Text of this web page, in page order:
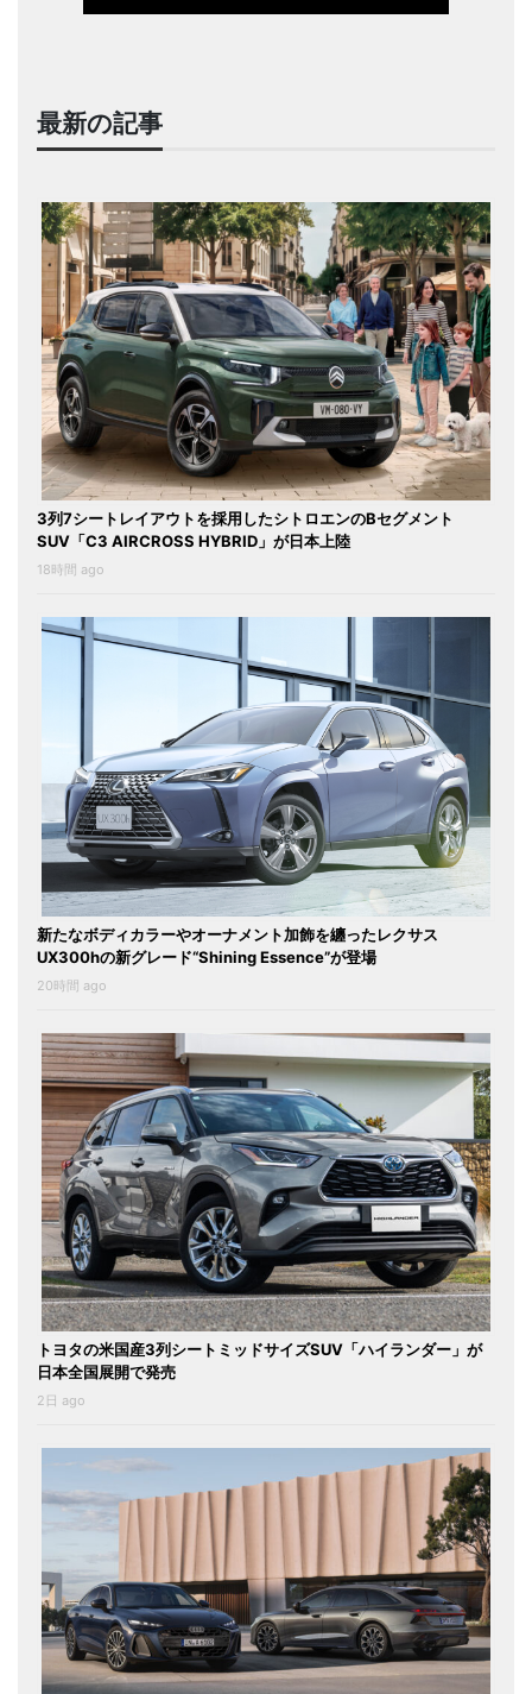
最新の記事
3列7シートレイアウトを採用したシトロエンのBセグメント
SUV「C3 AIRCROSS HYBRID」が日本上陸
18時間 ago
新たなボディカラーやオーナメント加飾を纏ったレクサス
UX300hの新グレード“Shining Essence”が登場
20時間 ago
トヨタの米国産3列シートミッドサイズSUV「ハイランダー」が
日本全国展開で発売
2日 ago